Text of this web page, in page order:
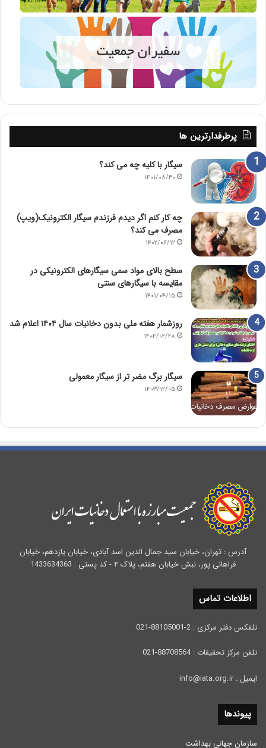
پرطرفدارترین ها
سیگار با کلیه چه می کند؟
۱۴۰۱/۰۸/۳۰
چه کار کنم اگر دیدم فرزندم سیگار الکترونیک(ویپ)
مصرف می کند؟
۱۴۰۲/۰۶/۱۲
سطح بالای مواد سمی سیگارهای الکترونیکی در
مقایسه با سیگارهای سنتی
۱۴۰۱/۰۴/۱۵
روزشمار هفته ملی بدون دخانیات سال ۱۴۰۴ اعلام شد
۱۴۰۴/۰۲/۲۸
سیگار برگ مضر تر از سیگار معمولی
۱۴۰۳/۱۲/۰۵
آدرس : تهران، خیابان سید جمال الدین اسد آبادی، خیابان یازدهم، خیابان
فراهانی پور، نبش خیابان هفتم، پلاک ۴ - کد پستی : 1433634363
اطلاعات تماس
تلفکس دفتر مرکزی : 2-88105001-021
تلفن مرکز تحقیقات : 88708564-021
ایمیل : info@iata.org.ir
پیوندها
سازمان جهانی بهداشت